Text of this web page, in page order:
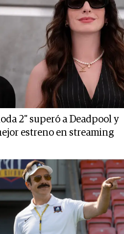
2" superó a Deadpool y
estreno en streaming